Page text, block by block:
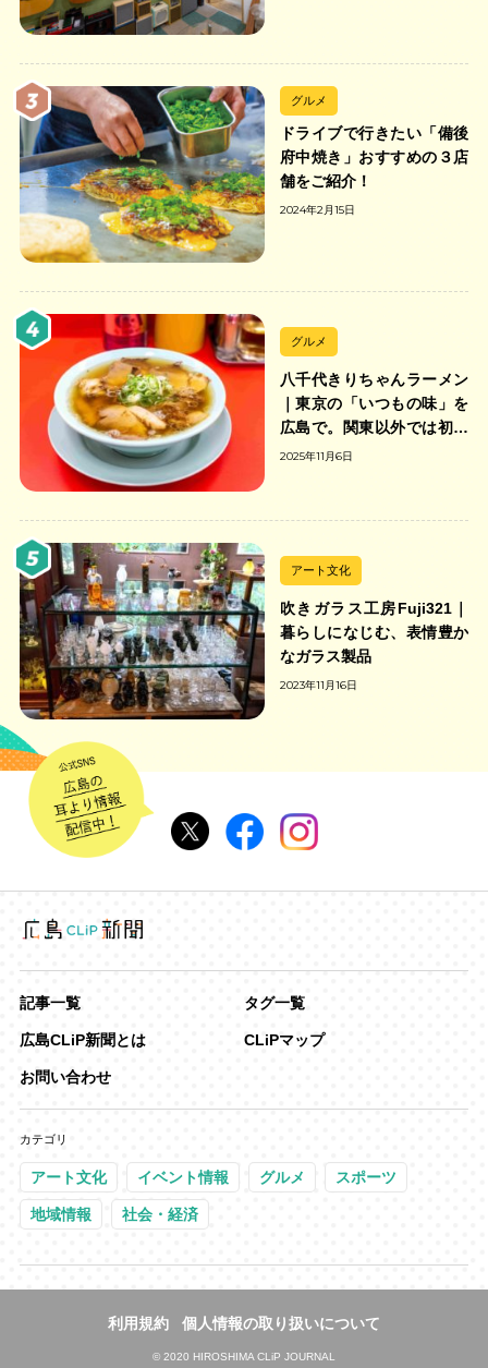
グルメ
ドライブで行きたい「備後
府中焼き」おすすめの３店
舗をご紹介！
2024年2月15日
グルメ
八千代きりちゃんラーメン
｜東京の「いつもの味」を
広島で。関東以外では初の
「ちゃんのれん組合」加盟
2025年11月6日
アート文化
吹きガラス工房Fuji321｜
暮らしになじむ、表情豊か
なガラス製品
2023年11月16日
記事一覧 タグ一覧
広島CLiP新聞とは CLiPマップ
お問い合わせ
カテゴリ
アート文化 イベント情報 グルメ スポーツ
地域情報 社会・経済
利用規約 個人情報の取り扱いについて
©2020 HIROSHIMA CLiP JOURNAL